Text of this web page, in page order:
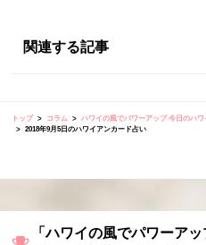
関連する記事
トップ コラム
ハワイの風でパワーアップ 今日のハ
2018年9月5日のハワイアンカード占い
「ハワイの風でパワーア